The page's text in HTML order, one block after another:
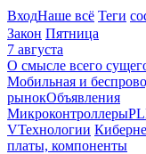
ВходНаше всё Теги
Закон Пятница
7 августа
О смысле всего
Мобильная и
рынокОбъявления
Микроконтроллеры
VТехнологии
платы, компоненты